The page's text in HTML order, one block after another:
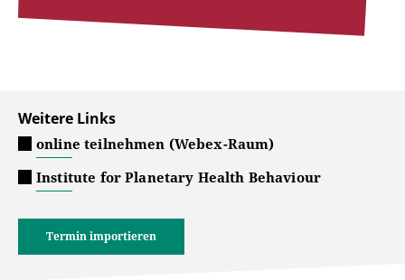
Weitere Links
online teilnehmen (Webex-Raum)
Institute for Planetary Health Behaviour
Termin importieren